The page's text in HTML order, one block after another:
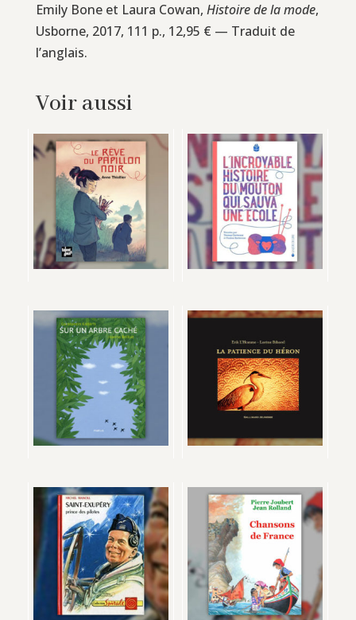
Emily Bone et Laura Cowan, Histoire de la mode,
Usborne, 2017, 111 p., 12,95 € — Traduit de
l’anglais.
Voir aussi